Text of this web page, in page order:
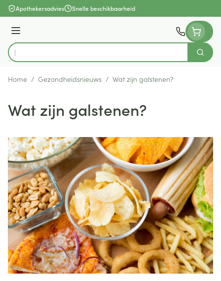
Ga naar de inhoud
Apothekersadvies Snelle beschikbaarheid
Menu
Product, merk, categorie...
Zoek
Home / Gezondheidsnieuws / Wat zijn galstenen?
Wat zijn galstenen?